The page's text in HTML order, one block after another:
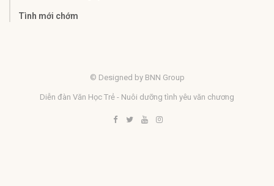
Tình mới chớm
© Designed by BNN Group
Diễn đàn Văn Học Trẻ - Nuôi dưỡng tình yêu văn chương